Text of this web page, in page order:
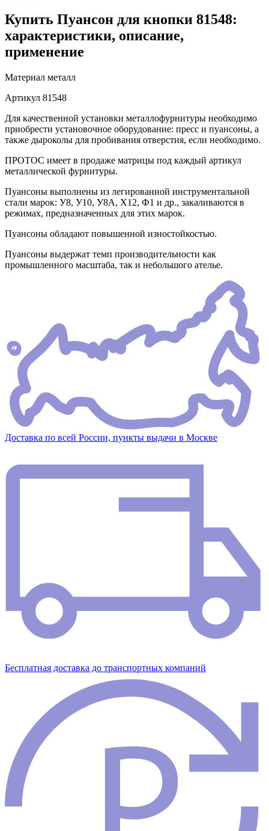
Купить Пуансон для кнопки 81548:
характеристики, описание,
применение
Материал металл
Артикул 81548
Для качественной установки металлофурнитуры необходимо
приобрести установочное оборудование: пресс и пуансоны, а
также дыроколы для пробивания отверстия, если необходимо.
ПРОТОС имеет в продаже матрицы под каждый артикул
металлической фурнитуры.
Пуансоны выполнены из легированной инструментальной
стали марок: У8, У10, У8А, Х12, Ф1 и др., закаливаются в
режимах, предназначенных для этих марок.
Пуансоны обладают повышенной изностойкостью.
Пуансоны выдержат темп производительности как
промышленного масштаба, так и небольшого ателье.
Доставка по всей России, пункты выдачи в Москве
Бесплатная доставка до транспортных компаний